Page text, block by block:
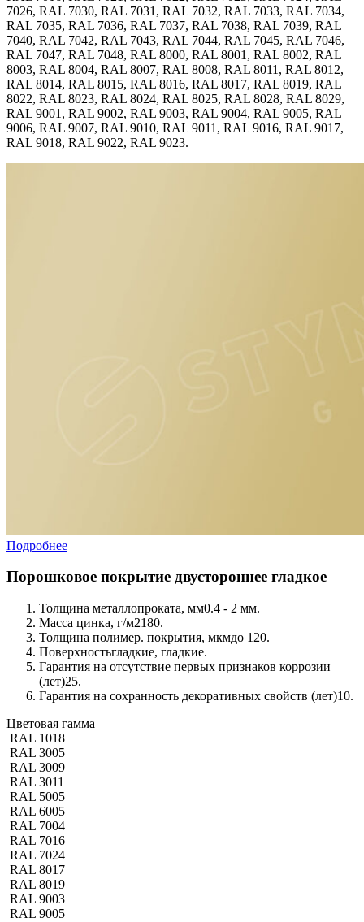
7026, RAL 7030, RAL 7031, RAL 7032, RAL 7033, RAL 7034,
RAL 7035, RAL 7036, RAL 7037, RAL 7038, RAL 7039, RAL
7040, RAL 7042, RAL 7043, RAL 7044, RAL 7045, RAL 7046,
RAL 7047, RAL 7048, RAL 8000, RAL 8001, RAL 8002, RAL
8003, RAL 8004, RAL 8007, RAL 8008, RAL 8011, RAL 8012,
RAL 8014, RAL 8015, RAL 8016, RAL 8017, RAL 8019, RAL
8022, RAL 8023, RAL 8024, RAL 8025, RAL 8028, RAL 8029,
RAL 9001, RAL 9002, RAL 9003, RAL 9004, RAL 9005, RAL
9006, RAL 9007, RAL 9010, RAL 9011, RAL 9016, RAL 9017,
RAL 9018, RAL 9022, RAL 9023.
Подробнее
Порошковое покрытие двустороннее гладкое
Толщина металлопроката, мм0.4 - 2 мм.
Масса цинка, г/м2180.
Толщина полимер. покрытия, мкмдо 120.
Поверхностьгладкие, гладкие.
Гарантия на отсутствие первых признаков коррозии
(лет)25.
Гарантия на сохранность декоративных свойств (лет)10.
Цветовая гамма
RAL 1018
RAL 3005
RAL 3009
RAL 3011
RAL 5005
RAL 6005
RAL 7004
RAL 7016
RAL 7024
RAL 8017
RAL 8019
RAL 9003
RAL 9005